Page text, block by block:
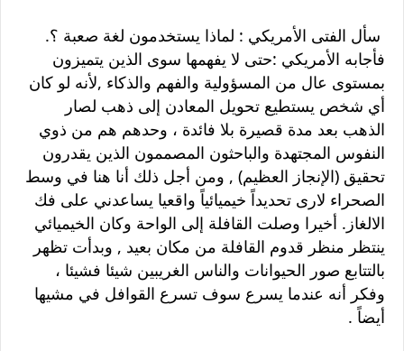
سأل الفتى الأمريكي : لماذا يستخدمون لغة صعبة ؟.
فأجابه الأمريكي :حتى لا يفهمها سوى الذين يتميزون
بمستوى عال من المسؤولية والفهم والذكاء ,لأنه لو كان
أي شخص يستطيع تحويل المعادن إلى ذهب لصار
الذهب بعد مدة قصيرة بلا فائدة ، وحدهم هم من ذوي
النفوس المجتهدة والباحثون المصممون الذين يقدرون
تحقيق (الإنجاز العظيم) , ومن أجل ذلك أنا هنا في وسط
الصحراء لارى تحديداً خيميائياً واقعيا يساعدني على فك
الالغاز. أخيرا وصلت القافلة إلى الواحة وكان الخيميائي
ينتظر منظر قدوم القافلة من مكان بعيد , وبدأت تظهر
بالتتابع صور الحيوانات والناس الغريبين شيئا فشيئا ،
وفكر أنه عندما يسرع سوف تسرع القوافل في مشيها
أيضاً .